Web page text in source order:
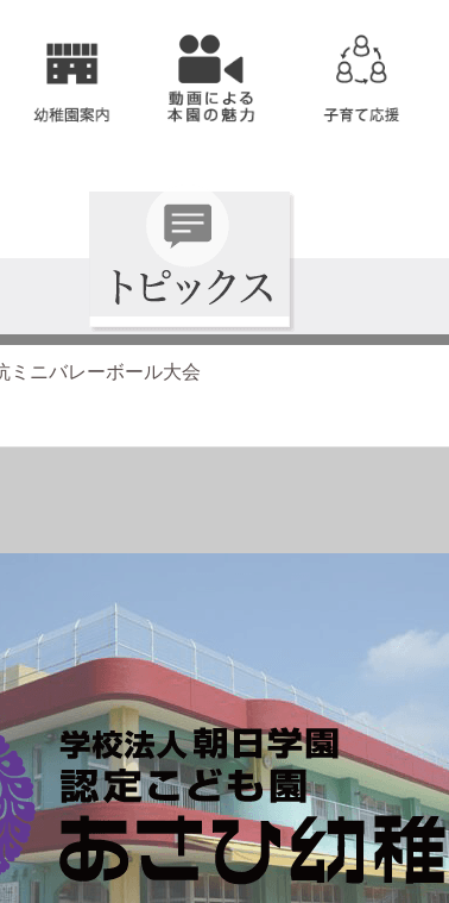
ミニバレーボール大会